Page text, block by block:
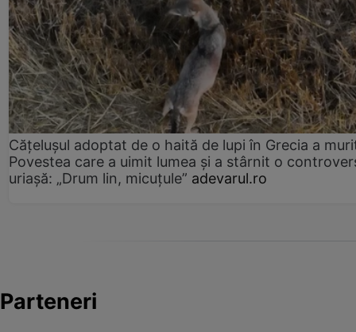
Cățelușul adoptat de o haită de lupi în Grecia a
Povestea care a uimit lumea și a stârnit o
uriașă: „Drum lin, micuțule” adevarul.ro
Parteneri